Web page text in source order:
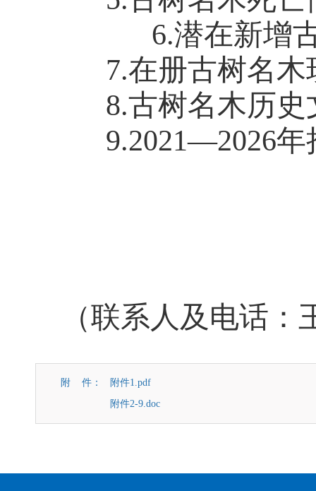
6.潜在新增古
7.在册古树名
8.古树名木历
9.2021—2026
（联系人及电话：
附 件：
附件1.pdf
附件2-9.doc